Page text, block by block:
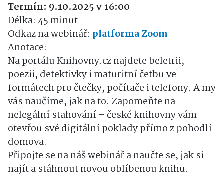
Termín: 9.10.2025 v 16:00
Délka: 45 minut
Odkaz na webinář: platforma Zoom
Anotace:
Na portálu Knihovny.cz najdete beletrii,
poezii, detektivky i maturitní četbu ve
formátech pro čtečky, počítače i telefony. A my
vás naučíme, jak na to. Zapomeňte na
nelegální stahování – české knihovny vám
otevřou své digitální poklady přímo z pohodlí
domova.
Připojte se na náš webinář a naučte se, jak si
najít a stáhnout novou oblíbenou knihu.